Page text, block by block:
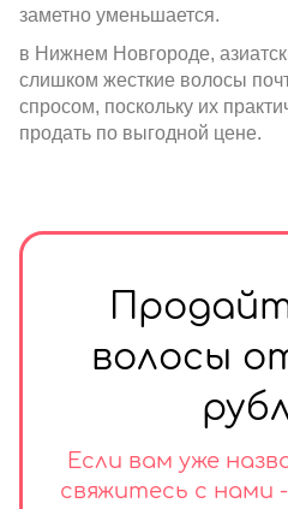
заметно уменьшается.
в Нижнем Новгороде,
слишком жесткие волосы
спросом, поскольку их
продать по выгодной цене.
волосы
Если вам уже
свяжитесь с нами